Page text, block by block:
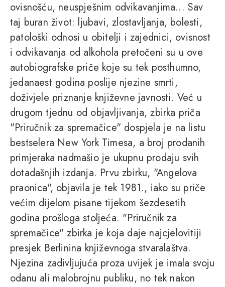
ovisnošću, neuspješnim odvikavanjima... Sav
taj buran život: ljubavi, zlostavljanja, bolesti,
patološki odnosi u obitelji i zajednici, ovisnost
i odvikavanja od alkohola pretočeni su u ove
autobiografske priče koje su tek posthumno,
jedanaest godina poslije njezine smrti,
doživjele priznanje književne javnosti. Već u
drugom tjednu od objavljivanja, zbirka priča
"Priručnik za spremačice" dospjela je na listu
bestselera New York Timesa, a broj prodanih
primjeraka nadmašio je ukupnu prodaju svih
dotadašnjih izdanja. Prvu zbirku, "Angelova
praonica", objavila je tek 1981., iako su priče
većim dijelom pisane tijekom šezdesetih
godina prošloga stoljeća. "Priručnik za
spremačice" zbirka je koja daje najcjelovitiji
presjek Berlinina književnoga stvaralaštva.
Njezina zadivljujuća proza uvijek je imala svoju
odanu ali malobrojnu publiku, no tek nakon